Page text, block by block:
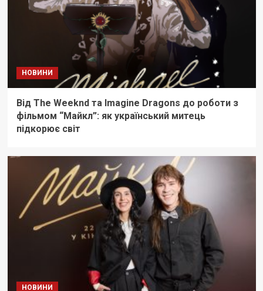
НОВИНИ
Від The Weeknd та Imagine Dragons до роботи з
фільмом “Майкл”: як український митець
підкорює світ
НОВИНИ